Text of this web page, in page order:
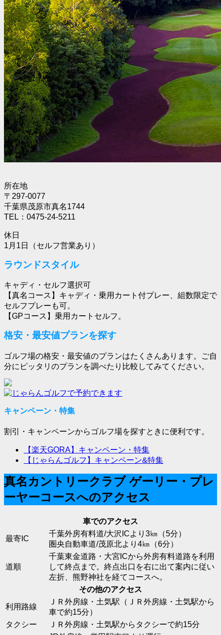
所在地
〒297-0077
千葉県茂原市真名1744
TEL：0475-24-5211
休日
1月1日（セルフ営業あり）
ラウンドスタイル
キャディ・セルフ選択可
【真名コース】キャディ・乗用カート付プレー、組数限定で
セルフプレーも可。
【GPコース】乗用カートセルフ。
格安・最安値プランを探す
ゴルフ場の格安・最安値のプランはたくさんあります。ご自
分にピッタリのプランを調べたり比較してみてください。
キャンペーン・特集
割引・キャンペーンからゴルフ場を探すときに便利です。
【楽天GORA】キャンペーン・特集
【じゃらんゴルフ】キャンペーン&特集
真名カントリークラブ ゲーリー・プレ
ーヤーコースへのアクセス
車でのアクセス
最寄IC
千葉外房有料道/大沢ICより3㎞（5分）
圏央自動車道/茂原北より4㎞（6分）
道順
千葉東金道路・大宮ICから外房有料道路を利用
して終点まで。終点出口を右に出て案内に従い
左折、熊野神社を経てコースへ。
その他のアクセス
利用路線
ＪＲ外房線・土気駅（ＪＲ外房線・土気駅から
車で約15分）
タクシー
ＪＲ外房線・土気駅からタクシーで約15分